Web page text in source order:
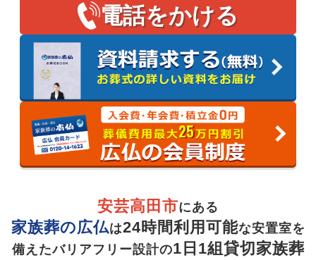
電話をかける
25
安芸高田市にある
家族葬の広仏は24時間利用可能な安置室を
備えたバリアフリー設計の1日1組貸切家族葬